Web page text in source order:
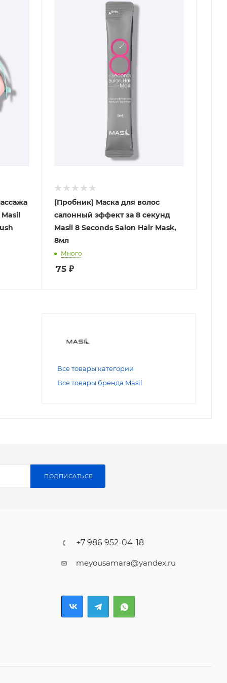
(Пробник) Маска для волос
салонный эффект за 8 секунд
Masil 8 Seconds Salon Hair Mask,
8мл
Много
75₽
Все товары категории
Все товары бренда Masil
ПОДПИСАТЬСЯ
+7 986 952-04-18
meyousamara@yandex.ru